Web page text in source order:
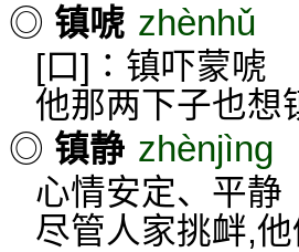
◎ 镇唬 zhènhǔ
[口]∶镇吓蒙唬
他那两下子也想
◎ 镇静 zhènjìng
心情安定、平静
尽管人家挑衅,